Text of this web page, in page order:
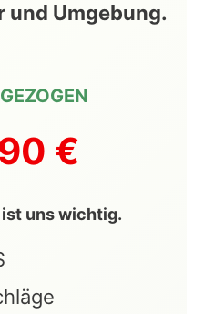
und Umgebung.
€
uns wichtig.